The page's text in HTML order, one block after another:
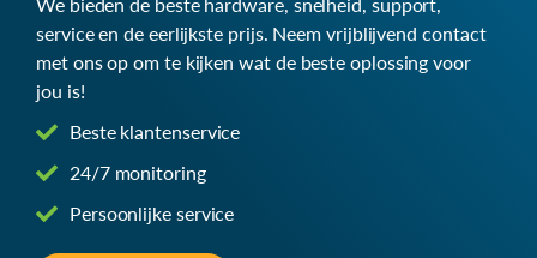
We bieden de beste hardware, snelheid, support,
service en de eerlijkste prijs. Neem vrijblijvend contact
met ons op om te kijken wat de beste oplossing voor
jou is!
Beste klantenservice
24/7 monitoring
Persoonlijke service